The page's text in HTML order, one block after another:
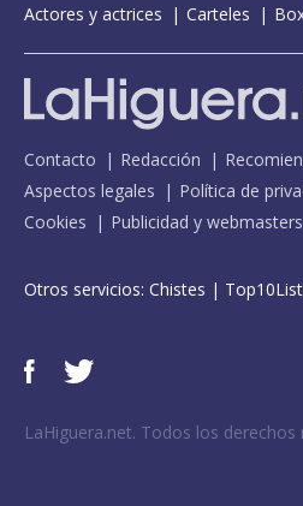
Actores y actrices
Carteles
Contacto Redacción
Aspectos legales
Política de
Cookies
Publicidad y webmasters
Otros servicios: Chistes |
LaHiguera.net. Todos los derechos